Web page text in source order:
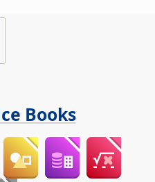
Books